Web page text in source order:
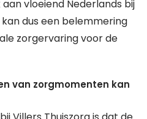
vloeiend Nederlands bij
dus een belemmering
zorgervaring voor de
van zorgmomenten kan